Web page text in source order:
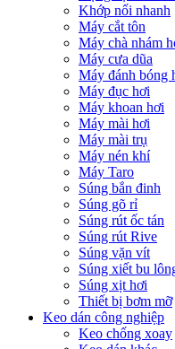
Khớp nối nhanh
Máy cắt tôn
Máy chà nhám
Máy cưa dũa
Máy đánh bóng
Máy đục hơi
Máy khoan hơi
Máy mài hơi
Máy mài trụ
Máy nén khí
Máy Taro
Súng bắn đinh
Súng gõ rỉ
Súng rút ốc tán
Súng rút Rive
Súng vặn vít
Súng xiết bu
Súng xịt hơi
Thiết bị bơm mỡ
Keo dán công nghiệp
Keo chống xoay